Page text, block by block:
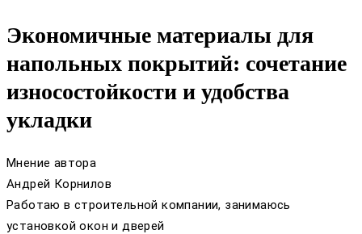
Экономичные материалы для
напольных покрытий: сочетание
износостойкости и удобства
укладки
Мнение автора
Андрей Корнилов
Работаю в строительной компании, занимаюсь
установкой окон и дверей